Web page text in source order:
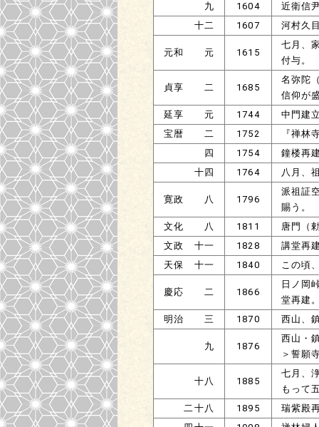
九
1604
近衛信
十二
1607 河村久
元和 元 1615
七月、
付与。
貞享 二 1685
名弥陀
信仰が
延享 元
1744
中門建
宝暦 二
1752
『禅林
四
1754
鐘楼再
十四
1764 八月、
寛政 八 1796
派祖証
賜う。
文化 八
1811
唐門（
文政 十一
1828
講堂再
天保 十一
1840 この頃
慶応 二 1866
日ノ岡
堂再建
明治 三
1870 西山、
九 1876
西山・
＞誓願
十八 1885
七月、
もって
二十八
1895
瑞紫殿